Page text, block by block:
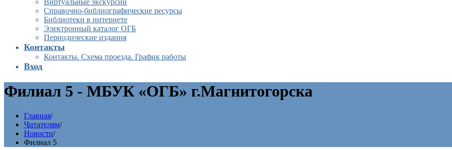
Виртуальные экскурсии
Справочно-библиографические ресурсы
Библиотеки в интернете
Электронный каталог ОГБ
Периодические издания
Контакты
Контакты. Схема проезда. График работы
Вход
Филиал 5 - МБУК «ОГБ» г.Магнитогорска
Главная/
Читателям/
Новости/
Филиал 5